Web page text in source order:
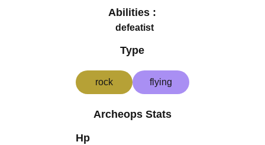
Abilities :
defeatist
Type
rock flying
Archeops Stats
Hp